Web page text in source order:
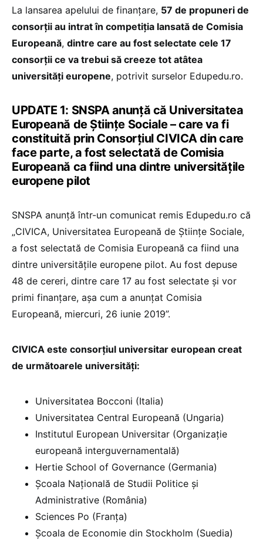
La lansarea apelului de finanțare, 57 de propuneri de
consorții au intrat în competiția lansată de Comisia
Europeană, dintre care au fost selectate cele 17
consorții ce va trebui să creeze tot atâtea
universități europene, potrivit surselor Edupedu.ro.
UPDATE 1: SNSPA anunță că Universitatea
Europeană de Științe Sociale – care va fi
constituită prin Consorțiul CIVICA din care
face parte, a fost selectată de Comisia
Europeană ca fiind una dintre universitățile
europene pilot
SNSPA anunță într-un comunicat remis Edupedu.ro că
„CIVICA, Universitatea Europeană de Științe Sociale,
a fost selectată de Comisia Europeană ca fiind una
dintre universitățile europene pilot. Au fost depuse
48 de cereri, dintre care 17 au fost selectate și vor
primi finanțare, așa cum a anunțat Comisia
Europeană, miercuri, 26 iunie 2019”.
CIVICA este consorțiul universitar european creat
de următoarele universități:
Universitatea Bocconi (Italia)
Universitatea Central Europeană (Ungaria)
Institutul European Universitar (Organizație
europeană interguvernamentală)
Hertie School of Governance (Germania)
Școala Națională de Studii Politice și
Administrative (România)
Sciences Po (Franța)
Școala de Economie din Stockholm (Suedia)